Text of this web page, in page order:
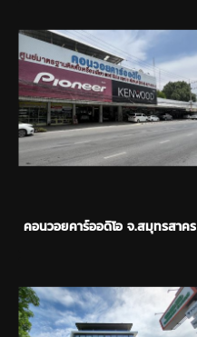
คอนวอยคาร์ออดิโอ จ.สมุทรสาคร